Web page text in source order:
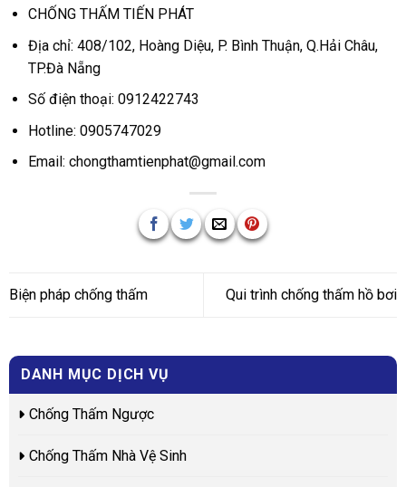
CHỐNG THẤM TIẾN PHÁT
Địa chỉ: 408/102, Hoàng Diệu, P. Bình Thuận, Q.Hải Châu,
TP.Đà Nẵng
Số điện thoại: 0912422743
Hotline: 0905747029
Email: chongthamtienphat@gmail.com
Biện pháp chống thấm Qui trình chống thấm hồ bơi
DANH MỤC DỊCH VỤ
Chống Thấm Ngược
Chống Thấm Nhà Vệ Sinh